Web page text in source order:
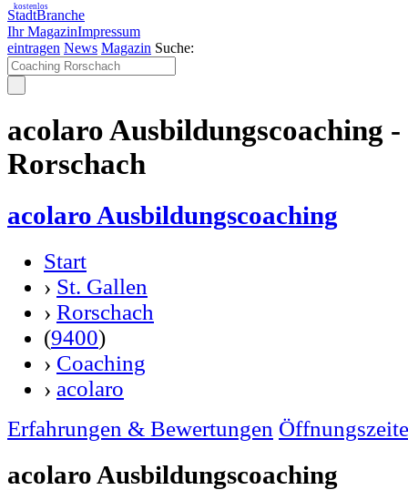
StadtBranche
Ihr MagazinImpressum
kostenlos
eintragen News Magazin Suche:
acolaro Ausbildungscoaching
Rorschach
acolaro Ausbildungscoaching
Start
› St. Gallen
› Rorschach
(9400)
› Coaching
› acolaro
Erfahrungen & Bewertungen
acolaro Ausbildungscoaching